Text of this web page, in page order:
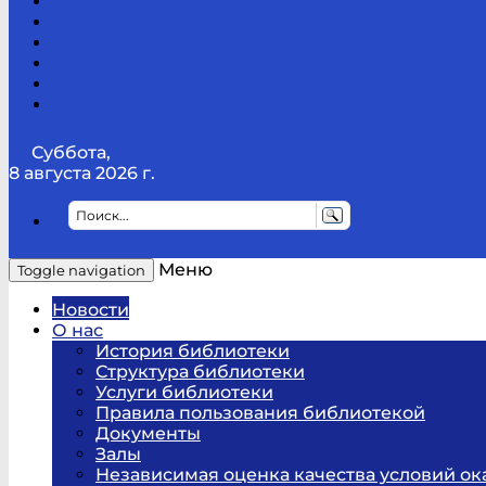
Суббота,
8 августа 2026 г.
Toggle navigation
Меню
Новости
О нас
История библиотеки
Структура библиотеки
Услуги библиотеки
Правила пользования библиотекой
Документы
Залы
Независимая оценка качества условий